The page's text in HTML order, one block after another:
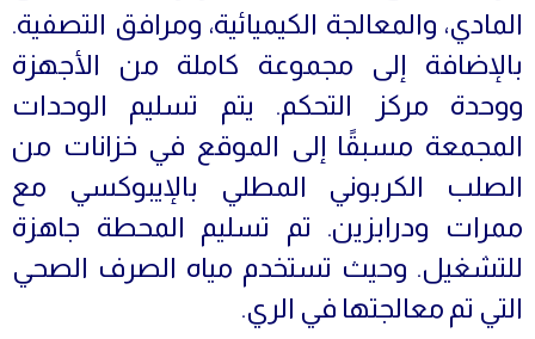
المادي، والمعالجة الكيميائية، ومرافق التصفية.
بالإضافة إلى مجموعة كاملة من الأجهزة
ووحدة مركز التحكم. يتم تسليم الوحدات
المجمعة مسبقًا إلى الموقع في خزانات من
الصلب الكربوني المطلي بالإيبوكسي مع
ممرات ودرابزين. تم تسليم المحطة جاهزة
للتشغيل. وحيث تستخدم مياه الصرف الصحي
التي تم معالجتها في الري.